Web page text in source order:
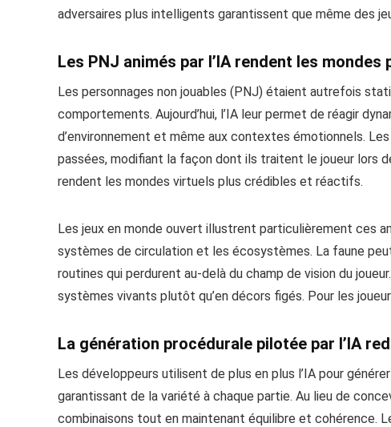
adversaires plus intelligents garantissent que même des
Les PNJ animés par l’IA rendent les mondes
Les personnages non jouables (PNJ) étaient autrefois
comportements. Aujourd’hui, l’IA leur permet de réagir
d’environnement et même aux contextes émotionnels.
passées, modifiant la façon dont ils traitent le joueur lors
rendent les mondes virtuels plus crédibles et réactifs.
Les jeux en monde ouvert illustrent particulièrement ces
systèmes de circulation et les écosystèmes. La faune
routines qui perdurent au-delà du champ de vision du
systèmes vivants plutôt qu’en décors figés. Pour les
La génération procédurale pilotée par l’IA
Les développeurs utilisent de plus en plus l’IA pour
garantissant de la variété à chaque partie. Au lieu de
combinaisons tout en maintenant équilibre et cohérence.